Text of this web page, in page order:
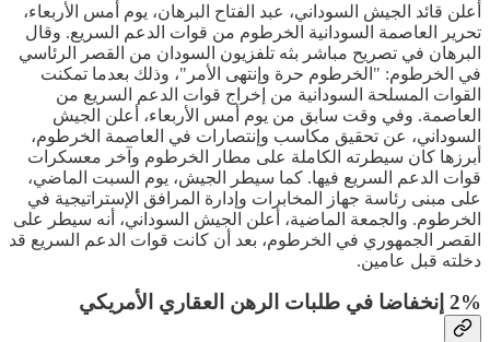
أعلن قائد الجيش السوداني، عبد الفتاح البرهان، يوم أمس الأربعاء،
تحرير العاصمة السودانية الخرطوم من قوات الدعم السريع. وقال
البرهان في تصريح مباشر بثه تلفزيون السودان من القصر الرئاسي
في الخرطوم: "الخرطوم حرة وإنتهى الأمر"، وذلك بعدما تمكنت
القوات المسلحة السودانية من إخراج قوات الدعم السريع من
العاصمة. وفي وقت سابق من يوم أمس الأربعاء، أعلن الجيش
السوداني، عن تحقيق مكاسب وإنتصارات في العاصمة الخرطوم،
أبرزها كان سيطرته الكاملة على مطار الخرطوم وآخر معسكرات
قوات الدعم السريع فيها. كما سيطر الجيش، يوم السبت الماضي،
على مبنى رئاسة جهاز المخابرات وإدارة المرافق الإستراتيجية في
الخرطوم. والجمعة الماضية، أعلن الجيش السوداني، أنه سيطر على
القصر الجمهوري في الخرطوم، بعد أن كانت قوات الدعم السريع قد
دخلته قبل عامين.
2% إنخفاضا في طلبات الرهن العقاري الأمريكي